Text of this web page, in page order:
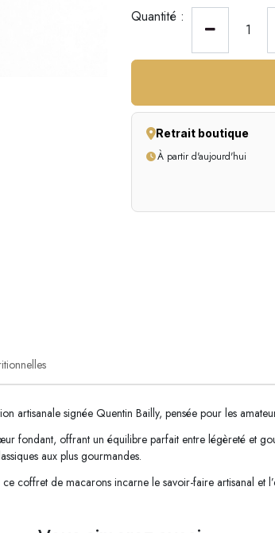
Quantité :
Retrait boutique
À partir d'aujourd'hui
artisanale signée Quentin Bailly, pensée pour les
fondant, offrant un équilibre parfait entre légèreté et
aux plus gourmandes.
coffret de macarons incarne le savoir-faire artisanal et